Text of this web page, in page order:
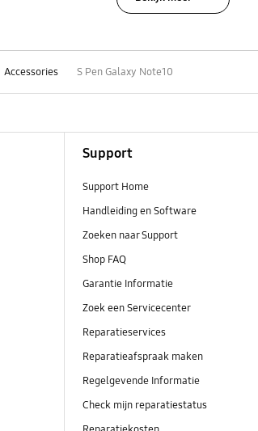
Accessories S Pen Galaxy Note10
Support
Support Home
Handleiding en Software
Zoeken naar Support
Shop FAQ
Garantie Informatie
Zoek een Servicecenter
Reparatieservices
Reparatieafspraak maken
Regelgevende Informatie
Check mijn reparatiestatus